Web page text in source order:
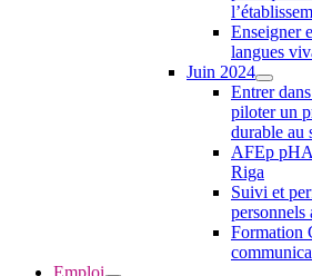
Enseigner
langues
Juin 2024
Entrer
piloter un
durable au
AFEp
Riga
Suivi et
personnels
Formation
Emploi